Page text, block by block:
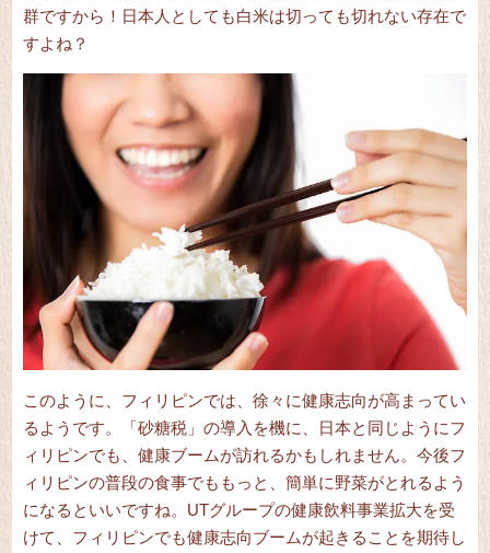
群ですから！日本人としても白米は切っても切れない存在で
すよね？
このように、フィリピンでは、徐々に健康志向が高まってい
るようです。「砂糖税」の導入を機に、日本と同じようにフ
ィリピンでも、健康ブームが訪れるかもしれません。今後フ
ィリピンの普段の食事でももっと、簡単に野菜がとれるよう
になるといいですね。UTグループの健康飲料事業拡大を受
けて、フィリピンでも健康志向ブームが起きることを期待し